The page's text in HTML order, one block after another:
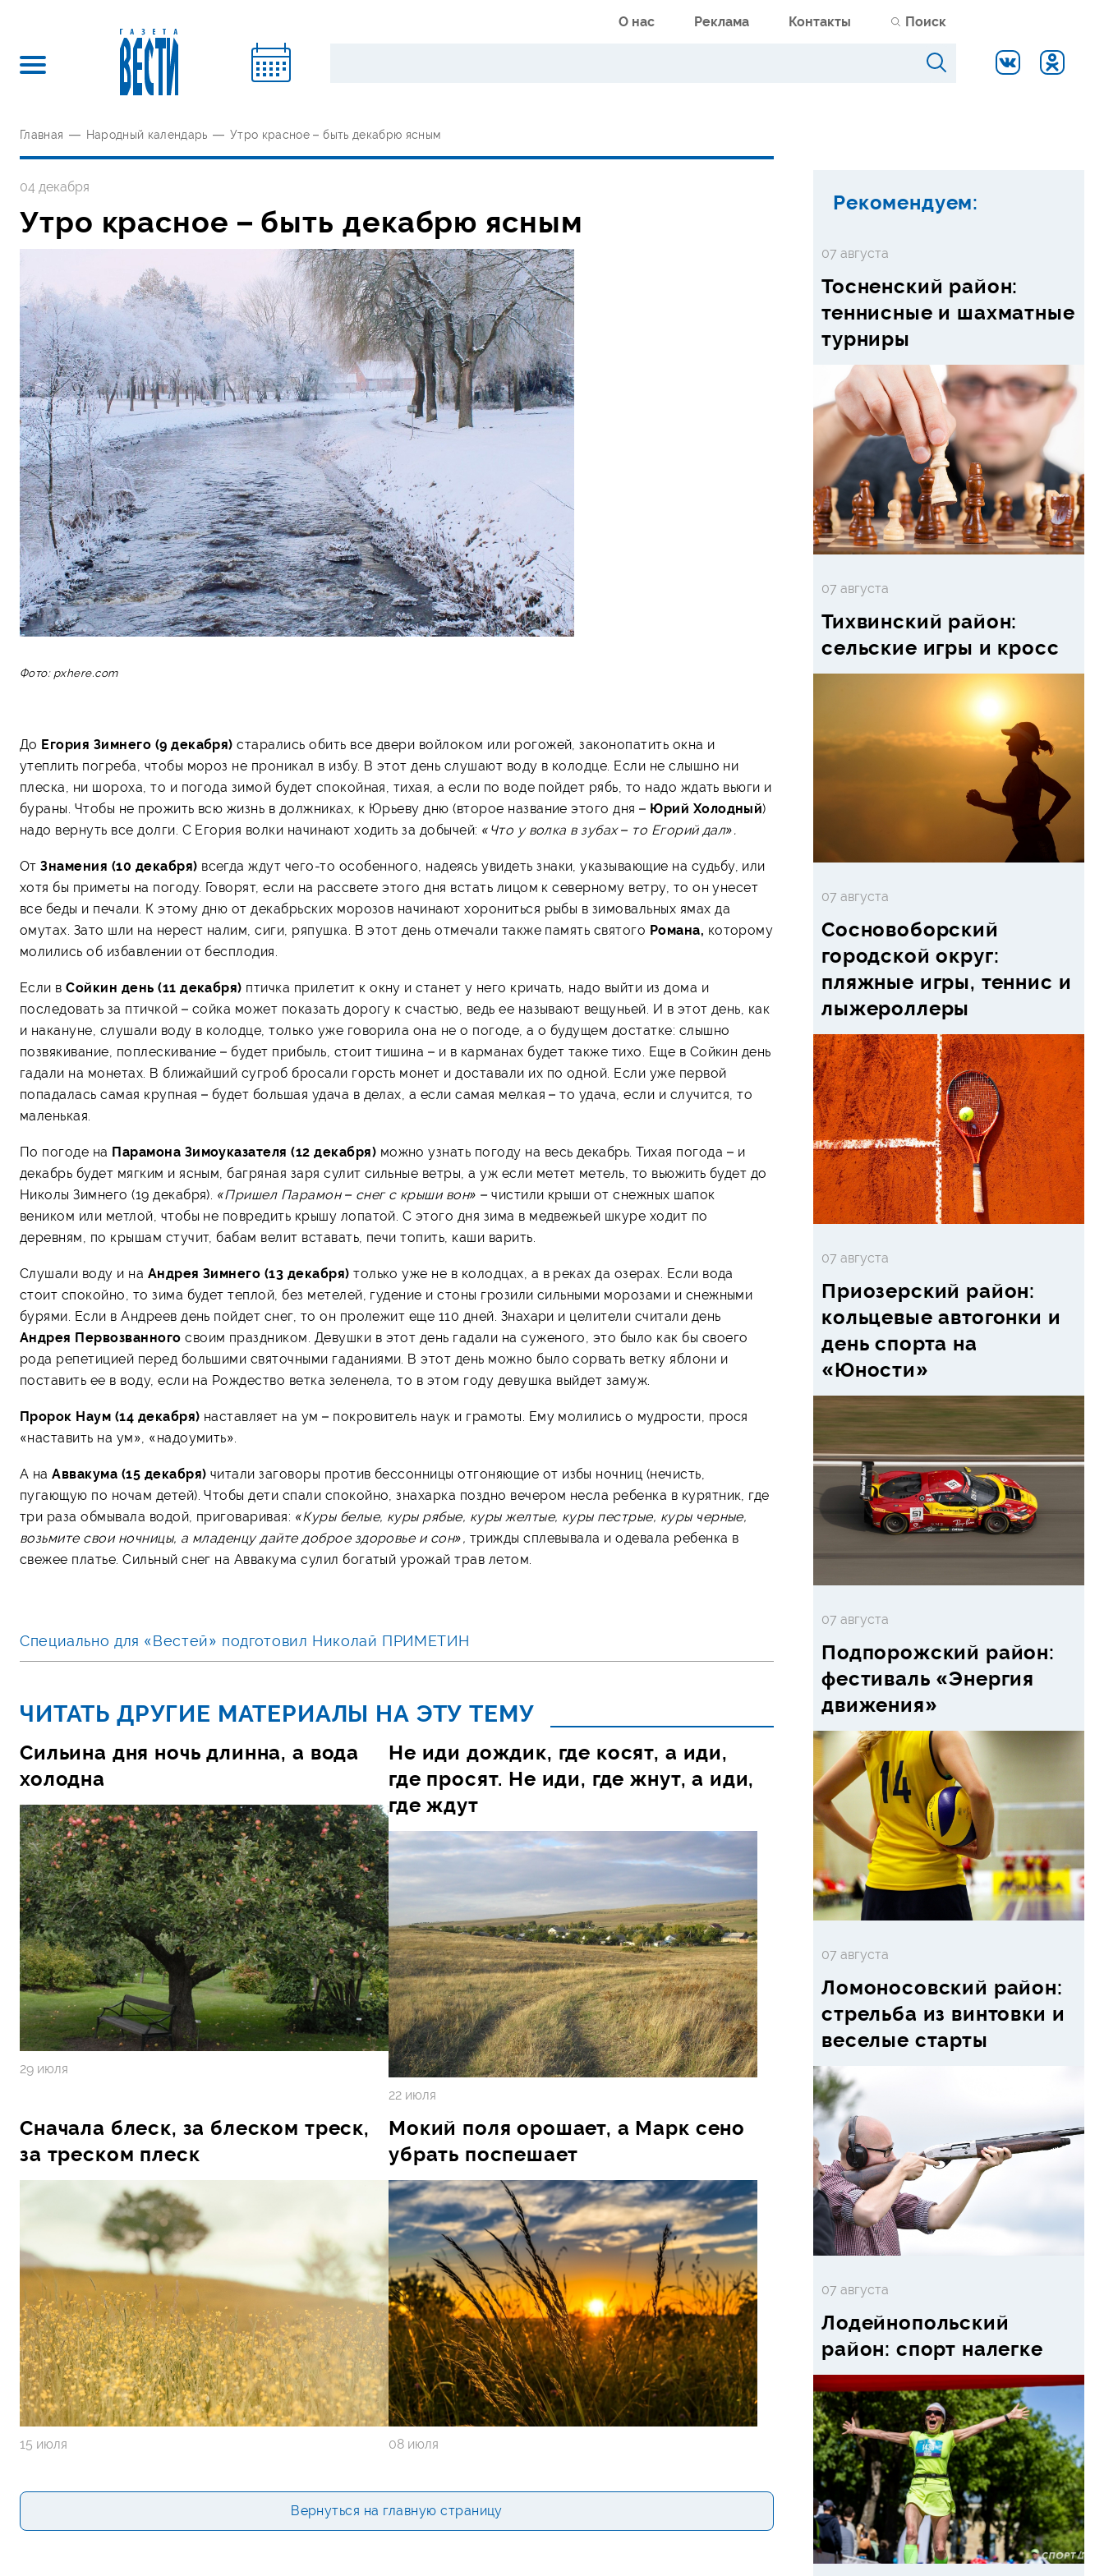
О нас Реклама Контакты Поиск
Главная — Народный календарь — Утро красное – быть декабрю ясным
04 декабря
Утро красное – быть декабрю ясным
Фото: pxhere.com
До Егория Зимнего (9 декабря) старались обить все двери вой­локом или рогожей, законопатить окна и
утеплить погреба, чтобы мороз не проникал в избу. В этот день слушают воду в колодце. Если не слышно ни
плеска, ни шороха, то и погода зимой будет спокойная, тихая, а если по воде пойдет рябь, то надо ждать вьюги и
бураны. Чтобы не прожить всю жизнь в должниках, к Юрьеву дню (второе название этого дня – Юрий Холодный)
надо вернуть все долги. С Егория волки начинают ходить за добычей: «Что у волка в зубах – то Егорий дал».
ОтЗнамения (10 декабря) всегда ждут чего-то особенного, надеясь увидеть знаки, указывающие на судьбу, или
хотя бы приметы на погоду. Говорят, если на рассвете этого дня встать лицом к северному ветру, то он унесет
все беды и печали. К этому дню от декабрьских морозов начинают хорониться рыбы в зимовальных ямах да
омутах. Зато шли на нерест налим, сиги, ряпушка. В этот день отмечали также память святого Романа, которому
молились об избавлении от бесплодия.
Если вСойкин день (11 декабря) птичка прилетит к окну и станет у него кричать, надо выйти из дома и
последовать за птичкой – сойка может показать дорогу к счастью, ведь ее называют вещуньей. И в этот день, как
и накануне, слушали воду в колодце, только уже говорила она не о погоде, а о будущем достатке: слышно
позвякивание, поплескивание – будет прибыль, стоит тишина – и в карманах будет также тихо. Еще в Сойкин день
гадали на монетах. В ближайший сугроб бросали горсть монет и доставали их по одной. Если уже первой
попадалась самая крупная – будет большая удача в делах, а если самая мелкая – то удача, если и случится, то
маленькая.
По погоде на Парамона Зимоуказателя (12 декабря) можно узнать погоду на весь декабрь. Тихая погода – и
декабрь будет мягким и ясным, багряная заря сулит сильные ветры, а уж если метет метель, то вьюжить будет до
Николы Зимнего (19 декабря). «Пришел Парамон – снег с крыши вон» – чистили крыши от снежных шапок
веником или метлой, чтобы не повредить крышу лопатой. С этого дня зима в медвежьей шкуре ходит по
деревням, по крышам стучит, бабам велит вставать, печи топить, каши варить.
Слушали воду и на Андрея Зимнего (13 декабря) только уже не в колодцах, а в реках да озерах. Если вода
стоит спокойно, то зима будет теплой, без метелей, гудение и стоны грозили сильными морозами и снежными
бурями. Если в Андреев день пойдет снег, то он пролежит еще 110 дней. Знахари и целители считали день
Андрея Первозванного своим праздником. Девушки в этот день гадали на суженого, это было как бы своего
рода репетицией перед большими святочными гаданиями. В этот день можно было сорвать ветку яблони и
поставить ее в воду, если на Рождество ветка зеленела, то в этом году девушка выйдет замуж.
Пророк Наум (14 декабря) наставляет на ум – покровитель наук и грамоты. Ему молились о мудрости, прося
«наставить на ум», «надоумить».
А наАввакума (15 декабря) читали заговоры против бессонницы отгоняющие от избы ночниц (нечисть,
пугающую по ночам детей). Чтобы дети спали спокойно, знахарка поздно вечером несла ребенка в курятник, где
три раза обмывала водой, приговаривая: «Куры белые, куры рябые, куры желтые, куры пестрые, куры черные,
возьмите свои ночницы, а младенцу дайте доброе здоровье и сон», трижды сплевывала и одевала ребенка в
свежее платье. Сильный снег на Аввакума сулил богатый урожай трав летом.
Специально для «Вестей» подготовил Николай ПРИМЕТИН
ЧИТАТЬ ДРУГИЕ МАТЕРИАЛЫ НА ЭТУ ТЕМУ
Сильина дня ночь длинна, а вода
холодна
29 июля
Не иди дождик, где косят, а иди,
где просят. Не иди, где жнут, а иди,
где ждут
22 июля
Сначала блеск, за блеском треск,
за треском плеск
15 июля
Мокий поля орошает, а Марк сено
убрать поспешает
08 июля
Вернуться на главную страницу
Рекомендуем:
07 августа
Тосненский район:
теннисные и шахматные
турниры
07 августа
Тихвинский район:
сельские игры и кросс
07 августа
Сосновоборский
городской округ:
пляжные игры, теннис и
лыжероллеры
07 августа
Приозерский район:
кольцевые автогонки и
день спорта на
«Юности»
07 августа
Подпорожский район:
фестиваль «Энергия
движения»
07 августа
Ломоносовский район:
стрельба из винтовки и
веселые старты
07 августа
Лодейнопольский
район: спорт налегке